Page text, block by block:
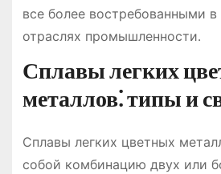
все более востребованными в
отраслях промышленности․
Сплавы легких
металлов⁚ типы и
Сплавы легких цветных
собой комбинацию двух или